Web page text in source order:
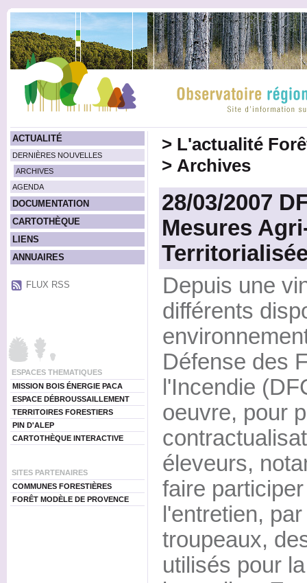
ACTUALITÉ
DERNIÈRES NOUVELLES
ARCHIVES
AGENDA
DOCUMENTATION
CARTOTHÈQUE
LIENS
ANNUAIRES
FLUX RSS
ESPACES THEMATIQUES
MISSION BOIS ÉNERGIE PACA
ESPACE DÉBROUSSAILLEMENT
TERRITOIRES FORESTIERS
PIN D'ALEP
CARTOTHÈQUE INTERACTIVE
SITES PARTENAIRES
COMMUNES FORESTIÈRES
FORÊT MODÈLE DE PROVENCE
> L'actualité
> Archives
28/03/2007
Mesures
Depuis une
différents
Défense des
l'Incendie
oeuvre, pour
éleveurs,
faire
l'entretien,
troupeaux,
utilisés pour